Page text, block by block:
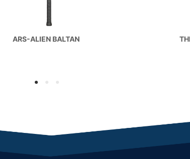
ARS-ALIEN BALTAN
1 2